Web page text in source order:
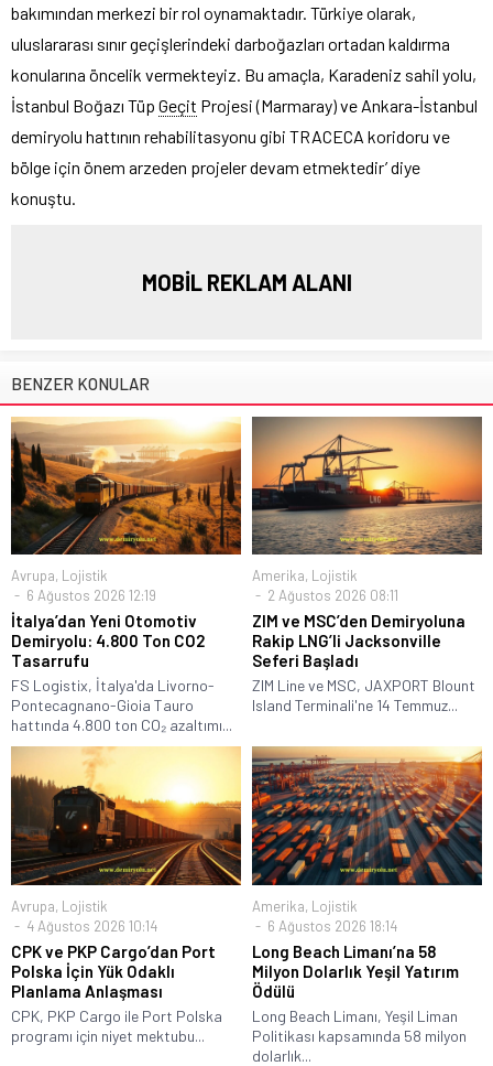
bakımından merkezi bir rol oynamaktadır. Türkiye olarak,
uluslararası sınır geçişlerindeki darboğazları ortadan kaldırma
konularına öncelik vermekteyiz. Bu amaçla, Karadeniz sahil yolu,
İstanbul Boğazı Tüp Geçit Projesi (Marmaray) ve Ankara-İstanbul
demiryolu hattının rehabilitasyonu gibi TRACECA koridoru ve
bölge için önem arzeden projeler devam etmektedir’ diye
konuştu.
MOBİL REKLAM ALANI
BENZER KONULAR
Avrupa, Lojistik
6 Ağustos 2026 12:19
İtalya’dan Yeni Otomotiv
Demiryolu: 4.800 Ton CO2
Tasarrufu
FS Logistix, İtalya'da Livorno-
Pontecagnano-Gioia Tauro
hattında 4.800 ton CO₂ azaltımı...
Amerika, Lojistik
2 Ağustos 2026 08:11
ZIM ve MSC’den Demiryoluna
Rakip LNG’li Jacksonville
Seferi Başladı
ZIM Line ve MSC, JAXPORT Blount
Island Terminali'ne 14 Temmuz...
Avrupa, Lojistik
4 Ağustos 2026 10:14
CPK ve PKP Cargo’dan Port
Polska İçin Yük Odaklı
Planlama Anlaşması
CPK, PKP Cargo ile Port Polska
programı için niyet mektubu...
Amerika, Lojistik
6 Ağustos 2026 18:14
Long Beach Limanı’na 58
Milyon Dolarlık Yeşil Yatırım
Ödülü
Long Beach Limanı, Yeşil Liman
Politikası kapsamında 58 milyon
dolarlık...